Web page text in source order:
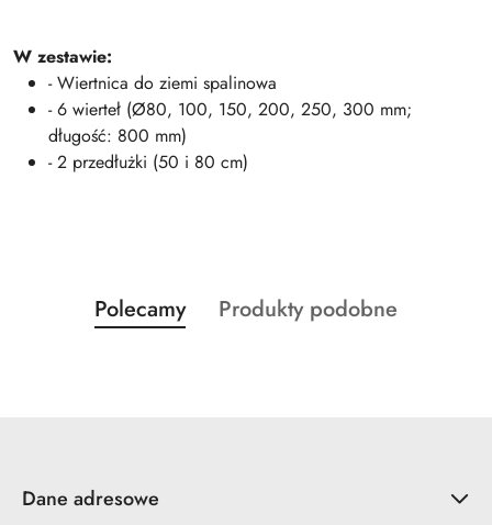
W zestawie:
- Wiertnica do ziemi spalinowa
- 6 wierteł (Ø80, 100, 150, 200, 250, 300 mm;
długość: 800 mm)
- 2 przedłużki (50 i 80 cm)
Pomiń karuzelę produktów
Produkty
o
Polecamy
Produkty
Produkty podobne
Dane adresowe